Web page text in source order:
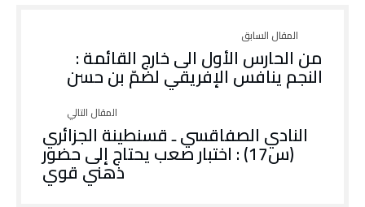
من الحارس الأول الى خارج القائمة :
النجم ينافس الإفريقي لضمّ بن حسن
النادي الصفاقسي ـ قسنطينة الجزائري
(س17) : اختبار صعب يحتاج إلى حضور
ذهني قوي